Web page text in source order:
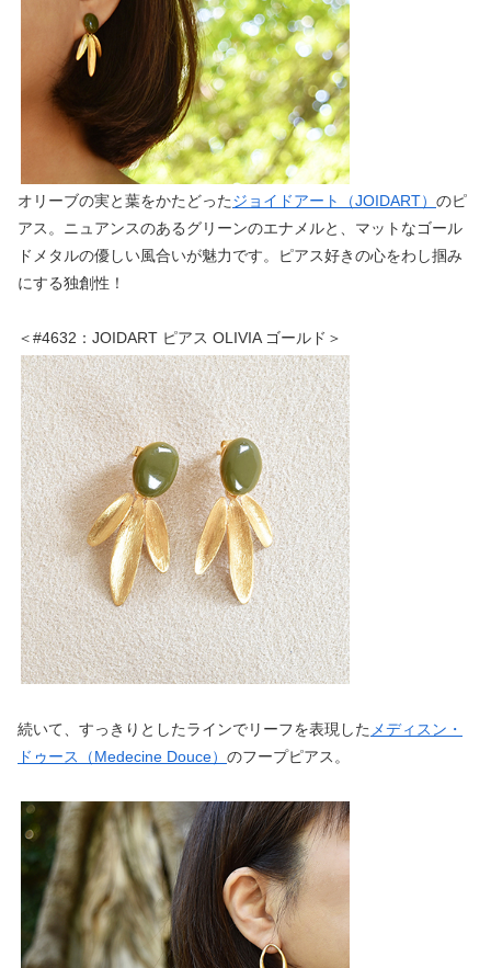
オリーブの実と葉をかたどったジョイドアート（JOIDART） のピ
アス。ニュアンスのあるグリーンのエナメルと、マットなゴール
ドメタルの優しい風合いが魅力です。ピアス好きの心をわし掴み
にする独創性！
＜#4632：JOIDART ピアス OLIVIA ゴールド＞
続いて、すっきりとしたラインでリーフを表現した メディスン・
ドゥース（Medecine Douce） のフープピアス。